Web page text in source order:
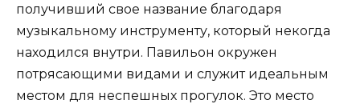
получивший свое название благодаря
музыкальному инструменту, который некогда
находился внутри. Павильон окружен
потрясающими видами и служит идеальным
местом для неспешных прогулок. Это место